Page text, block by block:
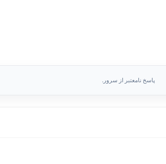
پاسخ نامعتبر از سرور.